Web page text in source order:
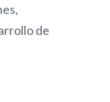
de